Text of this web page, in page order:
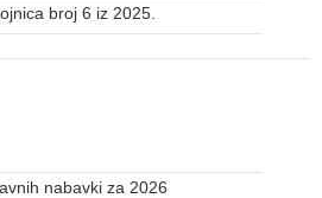
broj 6 iz 2025.
nabavki za 2026